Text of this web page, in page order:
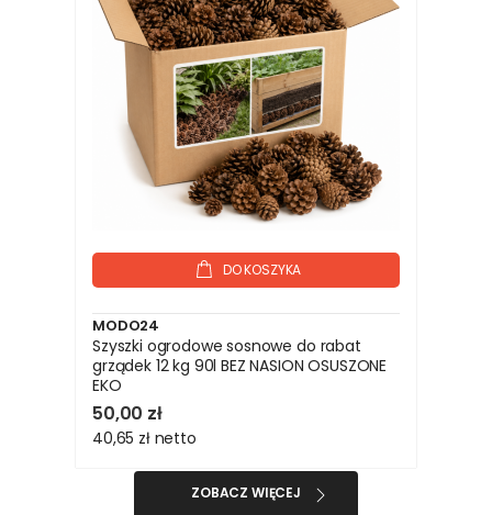
DO KOSZYKA
MODO24
Szyszki ogrodowe sosnowe do rabat
grządek 12 kg 90l BEZ NASION OSUSZONE
EKO
50,00 zł
40,65 zł netto
ZOBACZ WIĘCEJ